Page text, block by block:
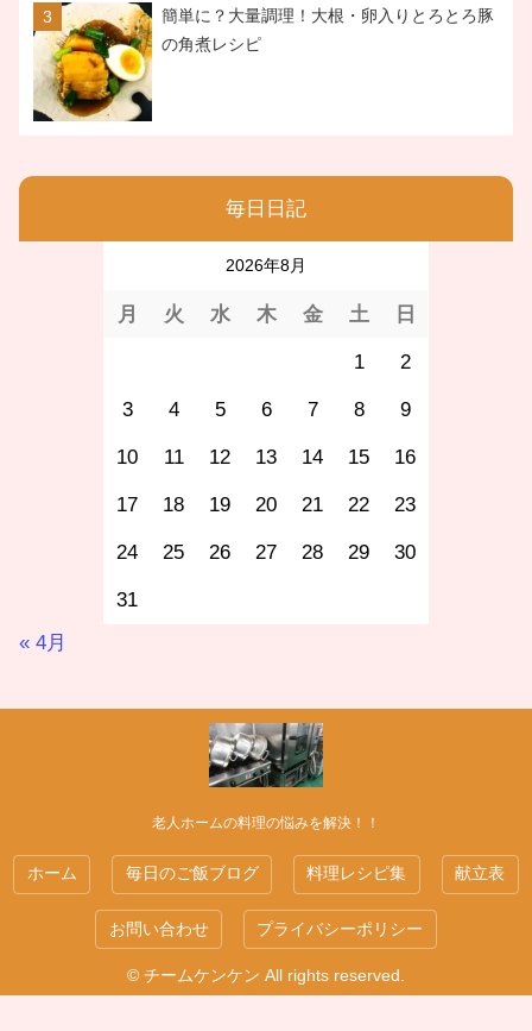
簡単に？大量調理！大根・卵入りとろとろ豚
の角煮レシピ
毎日日記
2026年8月
月 火 水 木 金 土 日
1 2
3 4 5 6 7 8 9
10 11 12 13 14 15 16
17 18 19 20 21 22 23
24 25 26 27 28 29 30
31
« 4月
老人ホームの料理の悩みを解決！！
ホーム 毎日のご飯ブログ 料理レシピ集 献立表
お問い合わせ プライバシーポリシー
© チームケンケン All rights reserved.